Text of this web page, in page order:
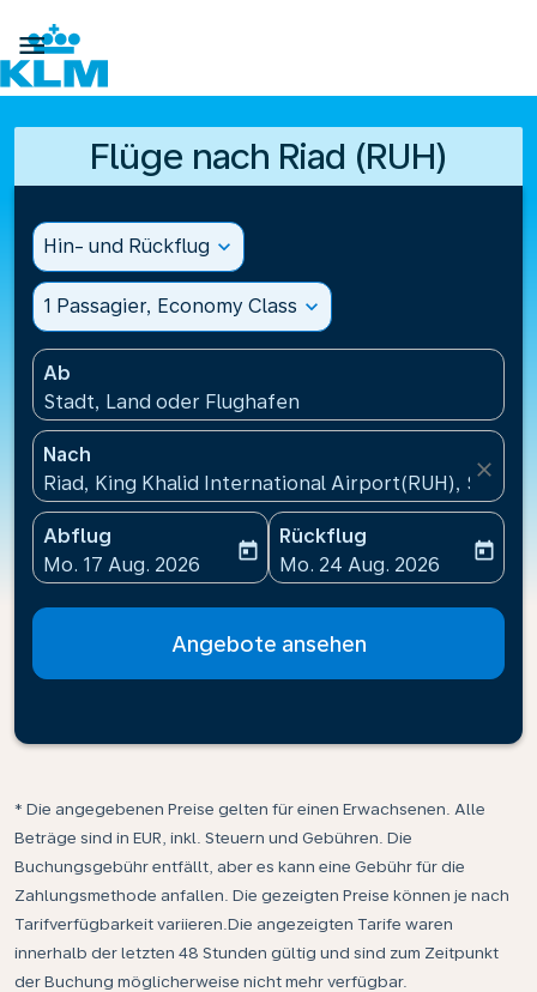

Flüge nach Riad (RUH)
Hin- und Rückflug expand_more
1 Passagier, Economy Class expand_more
Ab
Stadt, Land oder Flughafen
Nach
Riad, King Khalid International Airport(RUH), Saudi-
close
Abflug
fc-booking-departure-date-aria-label
Mo. 17 Aug. 2026
today
Rückflug
fc-booking-return-date-
Mo. 24 Aug. 2026
today
Angebote ansehen
* Die angegebenen Preise gelten für einen Erwachsenen. Alle
Beträge sind in EUR, inkl. Steuern und Gebühren. Die
Buchungsgebühr entfällt, aber es kann eine Gebühr für die
Zahlungsmethode anfallen. Die gezeigten Preise können je nach
Tarifverfügbarkeit variieren.Die angezeigten Tarife waren
innerhalb der letzten 48 Stunden gültig und sind zum Zeitpunkt
der Buchung möglicherweise nicht mehr verfügbar.